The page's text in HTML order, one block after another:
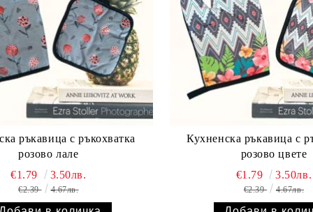
ръкавица с ръкохватка
розово лале
€1.79 3.50лв.
€2.39 4.67лв.
Кухненска ръкавица с
розово цвете
€1.79
3.50лв.
€2.39 4.67лв.